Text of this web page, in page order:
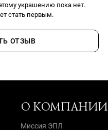
украшению пока нет.
стать первым.
ОТЗЫВ
О КОМПАНИИ
Миссия ЭПЛ